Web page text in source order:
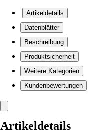
Artikeldetails
Datenblätter
Beschreibung
Produktsicherheit
Weitere Kategorien
Kundenbewertungen
Artikeldetails